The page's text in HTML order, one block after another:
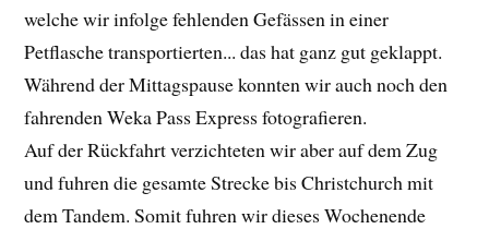
welche wir infolge fehlenden Gefässen in einer
Petflasche transportierten... das hat ganz gut geklappt.
Während der Mittagspause konnten wir auch noch den
fahrenden Weka Pass Express fotografieren.
Auf der Rückfahrt verzichteten wir aber auf dem Zug
und fuhren die gesamte Strecke bis Christchurch mit
dem Tandem. Somit fuhren wir dieses Wochenende